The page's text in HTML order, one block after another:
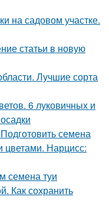
на садовом участке.
статьи в новую
Лучшие сорта
6 луковичных и
семена
цветами. Нарцисс:
семена туи
Как сохранить